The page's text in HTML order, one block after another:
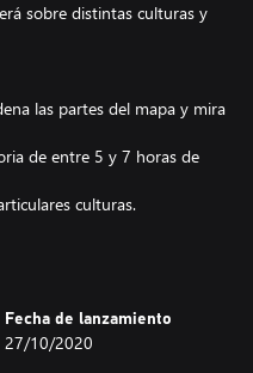
sobre distintas culturas y
las partes del mapa y mira
de entre 5 y 7 horas de
culturas.
que te acompañarán
Fecha de lanzamiento
27/10/2020